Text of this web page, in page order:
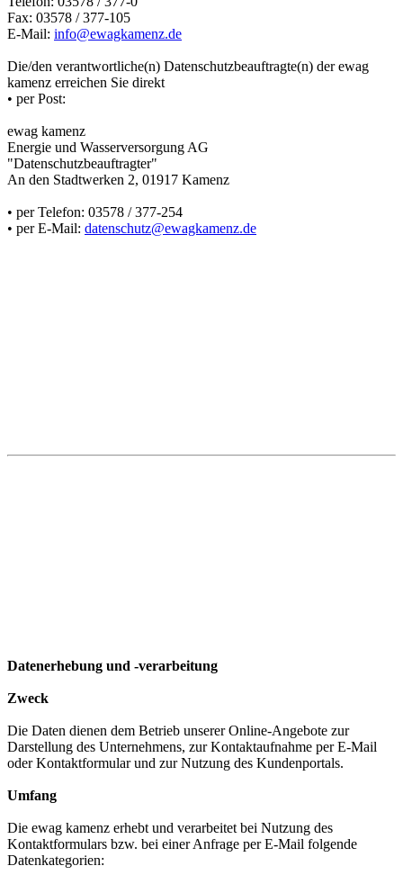
Fax: 03578 / 377-105
E-Mail: info@ewagkamenz.de
Die/den verantwortliche(n) Datenschutzbeauftragte(n) der ewag
kamenz erreichen Sie direkt
• per Post:
ewag kamenz
Energie und Wasserversorgung AG
"Datenschutzbeauftragter"
An den Stadtwerken 2, 01917 Kamenz
• per Telefon: 03578 / 377-254
• per E-Mail: datenschutz@ewagkamenz.de
Datenerhebung und -verarbeitung
Zweck
Die Daten dienen dem Betrieb unserer Online-Angebote zur
Darstellung des Unternehmens, zur Kontaktaufnahme per E-Mail
oder Kontaktformular und zur Nutzung des Kundenportals.
Umfang
Die ewag kamenz erhebt und verarbeitet bei Nutzung des
Kontaktformulars bzw. bei einer Anfrage per E-Mail folgende
Datenkategorien: